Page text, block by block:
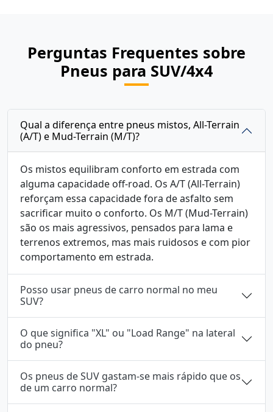
Perguntas Frequentes sobre
Pneus para SUV/4x4
Qual a diferença entre pneus mistos, All-Terrain
(A/T) e Mud-Terrain (M/T)?
Os mistos equilibram conforto em estrada com
alguma capacidade off-road. Os A/T (All-Terrain)
reforçam essa capacidade fora de asfalto sem
sacrificar muito o conforto. Os M/T (Mud-Terrain)
são os mais agressivos, pensados para lama e
terrenos extremos, mas mais ruidosos e com pior
comportamento em estrada.
Posso usar pneus de carro normal no meu
SUV?
O que significa "XL" ou "Load Range" na lateral
do pneu?
Os pneus de SUV gastam-se mais rápido que os
de um carro normal?